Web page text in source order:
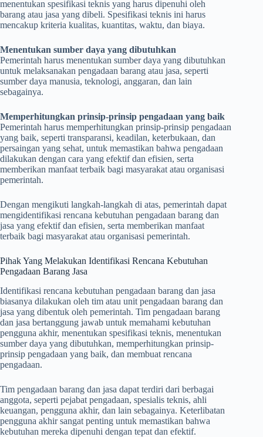
menentukan spesifikasi teknis yang harus dipenuhi oleh
barang atau jasa yang dibeli. Spesifikasi teknis ini harus
mencakup kriteria kualitas, kuantitas, waktu, dan biaya.
Menentukan sumber daya yang dibutuhkan
Pemerintah harus menentukan sumber daya yang dibutuhkan
untuk melaksanakan pengadaan barang atau jasa, seperti
sumber daya manusia, teknologi, anggaran, dan lain
sebagainya.
Memperhitungkan prinsip-prinsip pengadaan yang baik
Pemerintah harus memperhitungkan prinsip-prinsip pengadaan
yang baik, seperti transparansi, keadilan, keterbukaan, dan
persaingan yang sehat, untuk memastikan bahwa pengadaan
dilakukan dengan cara yang efektif dan efisien, serta
memberikan manfaat terbaik bagi masyarakat atau organisasi
pemerintah.
Dengan mengikuti langkah-langkah di atas, pemerintah dapat
mengidentifikasi rencana kebutuhan pengadaan barang dan
jasa yang efektif dan efisien, serta memberikan manfaat
terbaik bagi masyarakat atau organisasi pemerintah.
Pihak Yang Melakukan Identifikasi Rencana Kebutuhan
Pengadaan Barang Jasa
Identifikasi rencana kebutuhan pengadaan barang dan jasa
biasanya dilakukan oleh tim atau unit pengadaan barang dan
jasa yang dibentuk oleh pemerintah. Tim pengadaan barang
dan jasa bertanggung jawab untuk memahami kebutuhan
pengguna akhir, menentukan spesifikasi teknis, menentukan
sumber daya yang dibutuhkan, memperhitungkan prinsip-
prinsip pengadaan yang baik, dan membuat rencana
pengadaan.
Tim pengadaan barang dan jasa dapat terdiri dari berbagai
anggota, seperti pejabat pengadaan, spesialis teknis, ahli
keuangan, pengguna akhir, dan lain sebagainya. Keterlibatan
pengguna akhir sangat penting untuk memastikan bahwa
kebutuhan mereka dipenuhi dengan tepat dan efektif.